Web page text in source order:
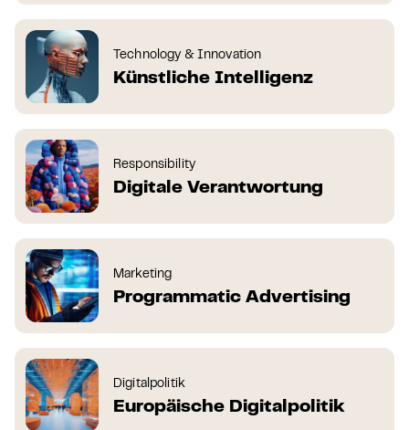
Technology & Innovation
Künstliche Intelligenz
Responsibility
Digitale Verantwortung
Marketing
Programmatic Advertising
Digitalpolitik
Europäische Digitalpolitik